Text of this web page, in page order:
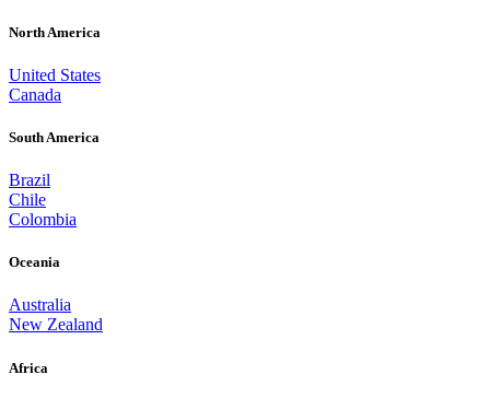
North America
United States
Canada
South America
Brazil
Chile
Colombia
Oceania
Australia
New Zealand
Africa